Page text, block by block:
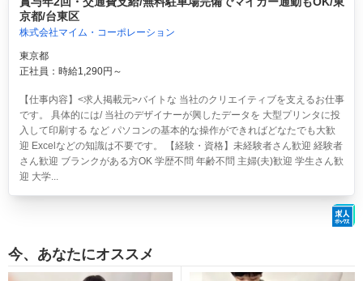
京都/台東区
株式会社マイム・コーポレーション
東京都
正社員：時給1,290円～
【仕事内容】<求人掲載元>バイトな 当社のクリエイティブを支えるお仕事
です。 具体的には/ 当社のデザイナーが興したデータを 大型プリンタに投
入して印刷する など パソコンの基本的な操作ができればどなたでも大歓
迎 Excelなどの知識は不要です。 【経験・資格】未経験者さん歓迎 経験者
さん歓迎 ブランクがある方OK 学歴不問 年齢不問 主婦(夫)歓迎 学生さん歓
迎 大学...
今、あなたにオススメ